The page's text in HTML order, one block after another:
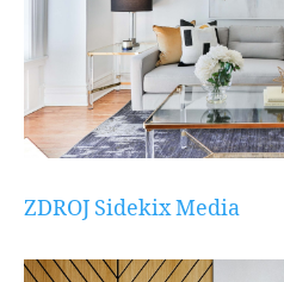
ZDROJ Sidekix Media